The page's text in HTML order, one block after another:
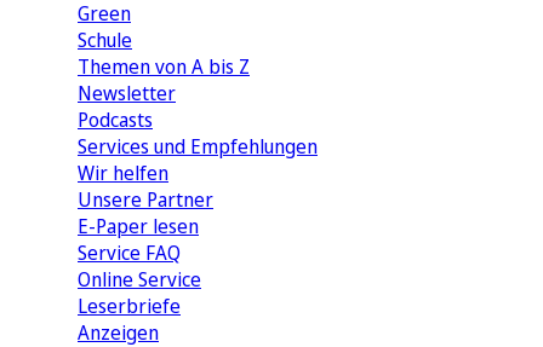
Green
Schule
Themen von A bis Z
Newsletter
Podcasts
Services und Empfehlungen
Wir helfen
Unsere Partner
E-Paper lesen
Service FAQ
Online Service
Leserbriefe
Anzeigen